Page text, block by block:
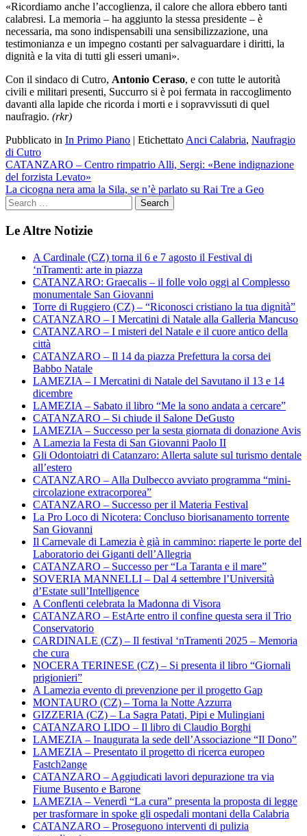
«Ricordiamo anche l’accoglienza, il calore che allora ebbero tanti
calabresi. La memoria – ha aggiunto la stessa presidente – è
necessaria, ma sono indispensabili una sensibilizzazione, una
testimonianza e un impegno costanti per salvaguardare i diritti, la
dignità e la vita di tutti gli esseri umani».
Con il sindaco di Cutro, Antonio Ceraso, e con tutte le autorità
civili e militari presenti, Succurro si è poi fermata in raccoglimento
davanti alla lapide che ricorda i morti e i sopravvissuti di quel
naufragio. (rkr)
Pubblicato in In Primo Piano | EtichettatoAnci Calabria, Naufragio
di Cutro
Navigazione
articoli
CATANZARO – Centro rimpatrio Alli, Sergi: «Bene indignazione
del forzista Levato»
La cicogna nera ama la Sila, se n’è parlato su Rai Tre a Geo
Le Altre Notizie
A Cardinale (CZ) torna il 6 e 7 agosto il Festival di
‘nTramenti: arte in piazza
CATANZARO: Graecalis – il folle volo oggi al Complesso
monumentale San Giovanni
Torre di Ruggiero (CZ) – “Riconosci cristiano la tua dignità”
CATANZARO – I Mercatini di Natale alla Galleria Mancuso
CATANZARO – I misteri del Natale e il cuore antico della
città
CATANZARO – Il 14 da piazza Prefettura la corsa dei
Babbo Natale
LAMEZIA – I Mercatini di Natale del Savutano il 13 e 14
dicembre
LAMEZIA – Sabato il libro “Me la sono andata a cercare”
CATANZARO – Si chiude il Salone DeGusto
LAMEZIA – Successo per la sesta giornata di donazione Avis
A Lamezia la Festa di San Giovanni Paolo II
Gli Odontoiatri di Catanzaro: Allerta salute sul turismo dentale
all’estero
CATANZARO – Alla Dulbecco avviato programma “mini-
circolazione extracorporea”
CATANZARO – Successo per il Materia Festival
La Pro Loco di Nicotera: Concluso biorisanamento torrente
San Giovanni
Il Carnevale di Lamezia è già in cammino: riaperte le porte del
Laboratorio dei Giganti dell’Allegria
CATANZARO – Successo per “La Taranta e il mare”
SOVERIA MANNELLI – Dal 4 settembre l’Università
d’Estate sull’Intelligence
A Conflenti celebrata la Madonna di Visora
CATANZARO – EstArte entro il confine questa sera il Trio
Conservatorio
CARDINALE (CZ) – Il festival ‘nTramenti 2025 – Memoria
che cura
NOCERA TERINESE (CZ) – Si presenta il libro “Giornali
prigionieri”
A Lamezia evento di prevenzione per il progetto Gap
MONTAURO (CZ) – Torna la Notte Azzurra
GIZZERIA (CZ) – La Sagra Patati, Pipi e Mulingiani
CATANZARO LIDO – Il libro di Claudio Borghi
LAMEZIA – Inaugurata la sede dell’Associazione “Il Dono”
LAMEZIA – Presentato il progetto di ricerca europeo
Fastch2ange
CATANZARO – Aggiudicati lavori depurazione tra via
Fiume Busento e Barone
LAMEZIA – Venerdì “La cura” presenta la proposta di legge
per trasformare in spoke gli ospedali montani della Calabria
CATANZARO – Proseguono interventi di pulizia